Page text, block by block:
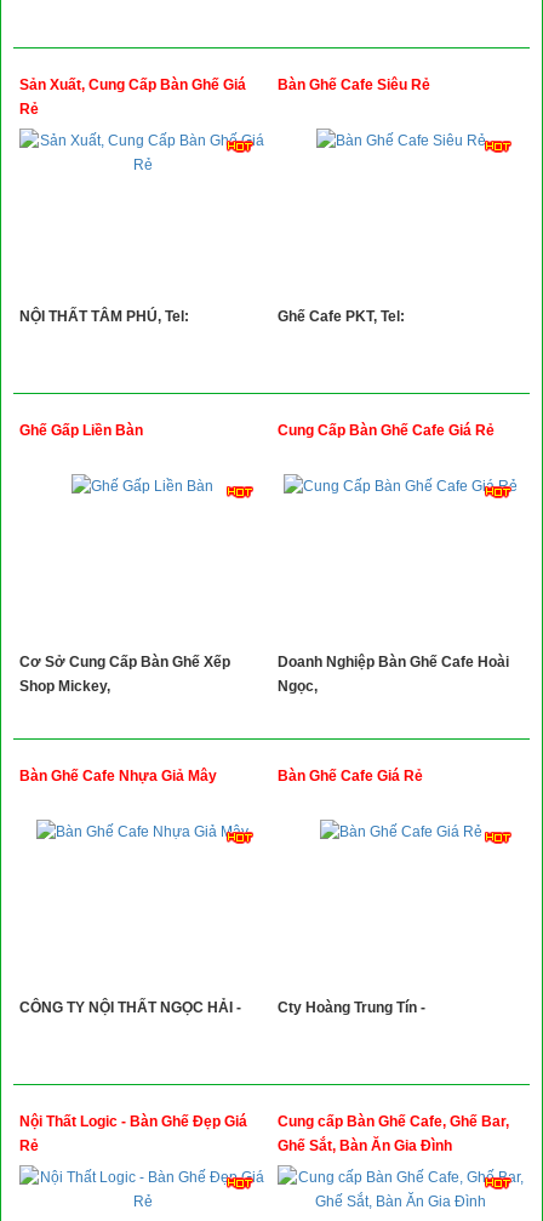
Sản Xuất, Cung Cấp Bàn Ghế Giá
Rẻ
NỘI THẤT TÂM PHÚ, Tel:
Bàn Ghế Cafe Siêu Rẻ
Ghế Cafe PKT, Tel:
Ghế Gấp Liền Bàn
Cơ Sở Cung Cấp Bàn Ghế Xếp
Shop Mickey,
Cung Cấp Bàn Ghế Cafe Giá Rẻ
Doanh Nghiệp Bàn Ghế Cafe Hoài
Ngọc,
Bàn Ghế Cafe Nhựa Giả Mây
CÔNG TY NỘI THẤT NGỌC HẢI -
Bàn Ghế Cafe Giá Rẻ
Cty Hoàng Trung Tín -
Nội Thất Logic - Bàn Ghế Đẹp Giá
Rẻ
Cung cấp Bàn Ghế Cafe, Ghế Bar,
Ghế Sắt, Bàn Ăn Gia Đình